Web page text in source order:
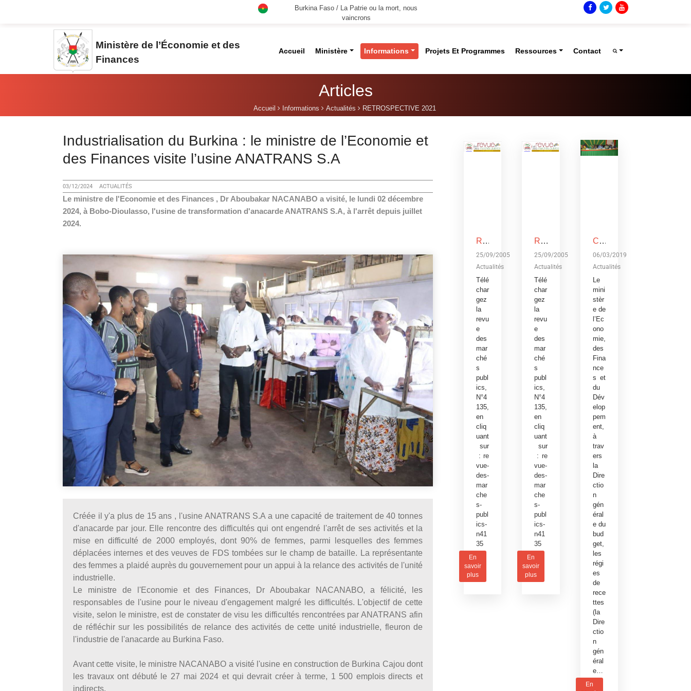
Burkina Faso / La Patrie ou la mort, nous
vaincrons
Ministère de l’Économie et des
Finances
Accueil Ministère Informations Projets Et Programmes Ressources Contact
Articles
Accueil Informations Actualités RETROSPECTIVE 2021
Industrialisation du Burkina : le ministre de l’Economie et
des Finances visite l’usine ANATRANS S.A
03/12/2024 ACTUALITÉS
Le ministre de l'Economie et des Finances , Dr Aboubakar NACANABO a visité, le lundi 02 décembre
2024, à Bobo-Dioulasso, l'usine de transformation d'anacarde ANATRANS S.A, à l'arrêt depuis juillet
2024.
Créée il y'a plus de 15 ans , l'usine ANATRANS S.A a une capacité de traitement de 40 tonnes
d'anacarde par jour. Elle rencontre des difficultés qui ont engendré l'arrêt de ses activités et la
mise en difficulté de 2000 employés, dont 90% de femmes, parmi lesquelles des femmes
déplacées internes et des veuves de FDS tombées sur le champ de bataille. La représentante
des femmes a plaidé auprès du gouvernement pour un appui à la relance des activités de l'unité
industrielle.
Le ministre de l'Economie et des Finances, Dr Aboubakar NACANABO, a félicité, les
responsables de l'usine pour le niveau d'engagement malgré les difficultés. L'objectif de cette
visite, selon le ministre, est de constater de visu les difficultés rencontrées par ANATRANS afin
de réfléchir sur les possibilités de relance des activités de cette unité industrielle, fleuron de
l'industrie de l'anacarde au Burkina Faso.
Avant cette visite, le ministre NACANABO a visité l'usine en construction de Burkina Cajou dont
les travaux ont débuté le 27 mai 2024 et qui devrait créer à terme, 1 500 emplois directs et
indirects.
REVUE DES MARCHES PUBLICS, N°4135
25/09/2005
Actualités
Télé
char
gez
la
revu
e
des
mar
ché
s
publ
ics,
N°4
135,
en
cliq
uant
sur
:re
vue-
des-
mar
che
s-
publ
ics-
n41
35
En
savoir
plus
REVUE DES MARCHES PUBLICS, N°4135
25/09/2005
Actualités
Télé
char
gez
la
revu
e
des
mar
ché
s
publ
ics,
N°4
135,
en
cliq
uant
sur
: re
vue-
des-
mar
che
s-
publ
ics-
n41
35
En
savoir
plus
Conférence publique sur le budget de l’Etat, exercice 2019: Devoir de transparence vis-à-vis des citoyens burkinabè
06/03/2019
Actualités
Le
mini
stèr
e de
l’Ec
ono
mie,
des
Fina
nce
s et
du
Dév
elop
pem
ent,
à
trav
ers
la
Dire
ctio
n
gén
éral
e du
bud
get,
les
régi
es
de
rece
ttes
(la
Dire
ctio
n
gén
éral
e…
En